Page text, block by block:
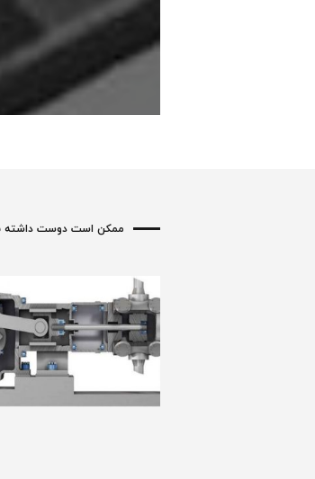
ممکن است دوست داشته